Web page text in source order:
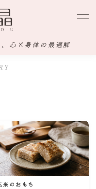
心と身体の最適解
米のおもち